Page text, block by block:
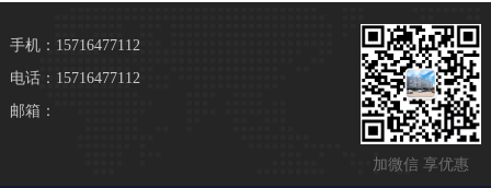
加微信 享优惠
手机：15716477112
电话：15716477112
邮箱：